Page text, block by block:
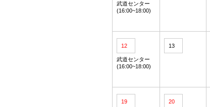
武道センター
(16:00~18:00)
12
武道センター
(16:00~18:00)
13
19 20